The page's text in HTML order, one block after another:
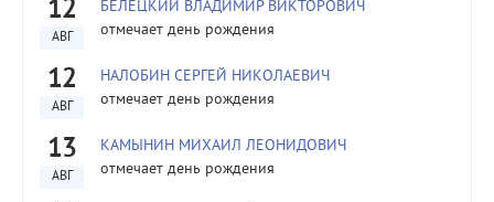
12
АВГ
БЕЛЕЦКИЙ ВЛАДИМИР ВИКТОРОВИЧ
отмечает день рождения
12
АВГ
НАЛОБИН СЕРГЕЙ НИКОЛАЕВИЧ
отмечает день рождения
13
АВГ
КАМЫНИН МИХАИЛ ЛЕОНИДОВИЧ
отмечает день рождения